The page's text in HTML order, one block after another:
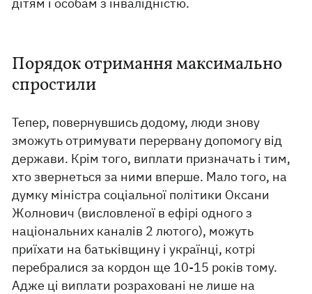
Порядок отримання максимально
спростили
Тепер, повернувшись додому, люди знову
зможуть отримувати перервану допомогу від
держави. Крім того, виплати призначать і тим,
хто звернеться за ними вперше. Мало того, на
думку міністра соціальної політики Оксани
Жолнович (висловленої в ефірі одного з
національних каналів 2 лютого), можуть
приїхати на батьківщину і українці, котрі
перебралися за кордон ще 10-15 років тому.
Адже ці виплати розраховані не лише на